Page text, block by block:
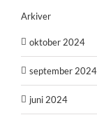
Arkiver
oktober 2024
september 2024
juni 2024